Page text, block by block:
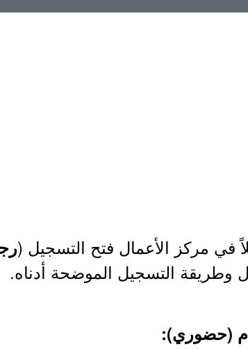
في مركز الأعمال فتح التسجيل (
وطريقة التسجيل الموضحة أدناه.